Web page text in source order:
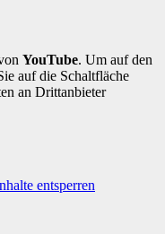
YouTube. Um auf den
auf die Schaltfläche
an Drittanbieter
entsperren